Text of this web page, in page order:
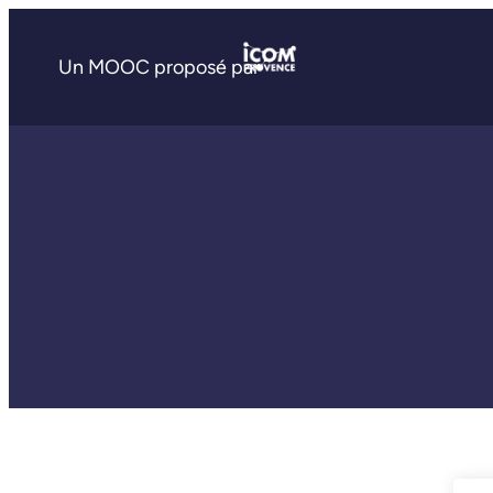
Un MOOC proposé par